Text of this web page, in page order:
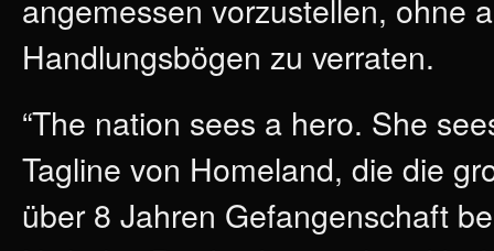
angemessen vorzustellen, ohne
Handlungsbögen zu verraten.
“The nation sees a hero. She
Tagline von Homeland, die die
über 8 Jahren Gefangenschaft